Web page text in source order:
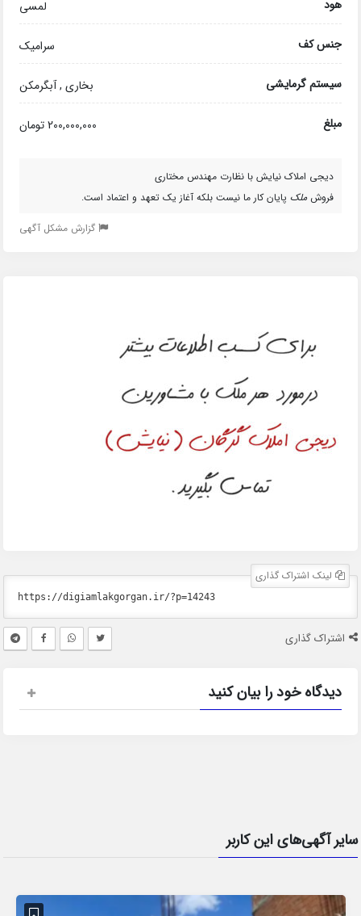
هود لمسی
جنس کف سرامیک
سیستم گرمایشی بخاری , آبگرمکن
مبلغ 200,000,000 تومان
دیجی املاک نیایش با نظارت مهندس مختاری
فروشملک پایان کار ما نیست بلکه آغاز یک تعهد و اعتماد است.
گزارش مشکل آگهی
لینک اشتراک گذاری
اشتراک گذاری
دیدگاه خود را بیان کنید
سایر آگهی‌های این کاربر